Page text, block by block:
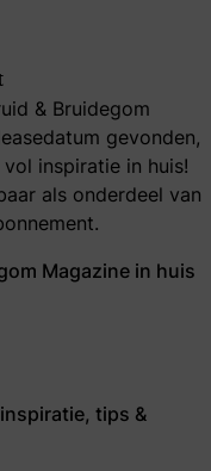
& Bruidegom
gevonden,
inspiratie in huis!
als onderdeel van
Magazine in huis
tips &